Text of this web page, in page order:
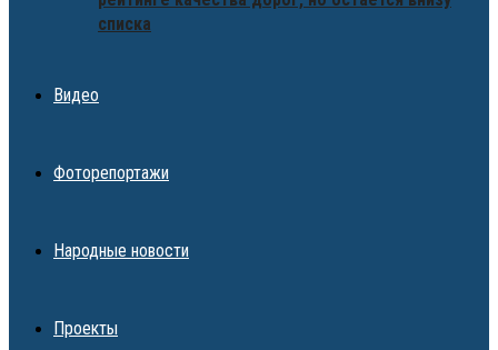
списка
Видео
Фоторепортажи
Народные новости
Проекты